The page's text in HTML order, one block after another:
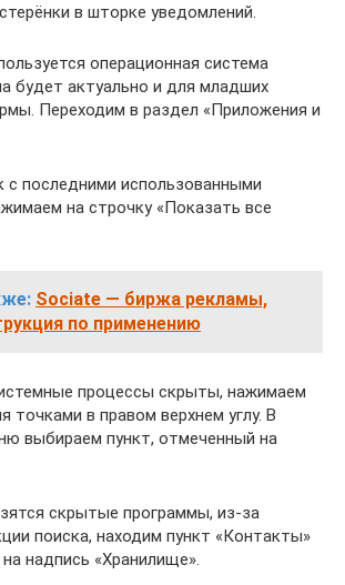
в шторке уведомлений.
операционная система
будет актуально и для младших
Переходим в раздел «Приложения и
с последними использованными
на строчку «Показать все
Sociate — биржа рекламы,
по применению
процессы скрыты, нажимаем
точками в правом верхнем углу. В
выбираем пункт, отмеченный на
скрытые программы, из-за
поиска, находим пункт «Контакты»
надпись «Хранилище».